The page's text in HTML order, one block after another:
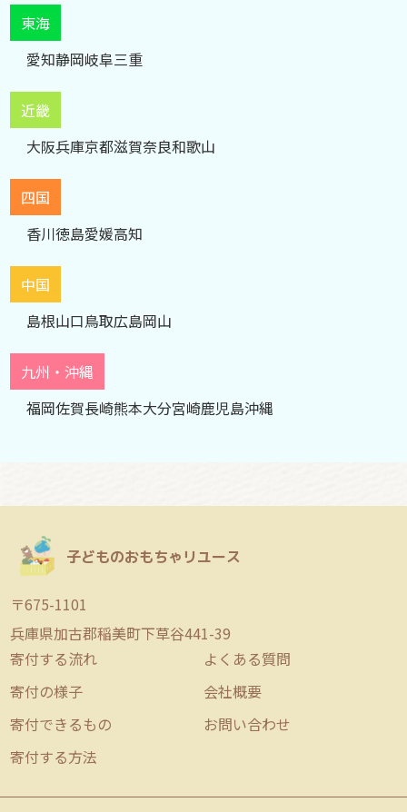
東海
愛知静岡岐阜三重
近畿
大阪兵庫京都滋賀奈良和歌山
四国
香川徳島愛媛高知
中国
島根山口鳥取広島岡山
九州・沖縄
福岡佐賀長崎熊本大分宮崎鹿児島沖縄
子どものおもちゃリユース
〒675-1101
兵庫県加古郡稲美町下草谷441-39
寄付する流れ
寄付の様子
寄付できるもの
寄付する方法
よくある質問
会社概要
お問い合わせ